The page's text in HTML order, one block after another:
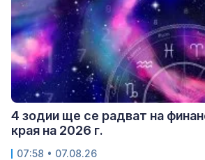
4 зодии ще се радват на
края на 2026 г.
07:58 • 07.08.26